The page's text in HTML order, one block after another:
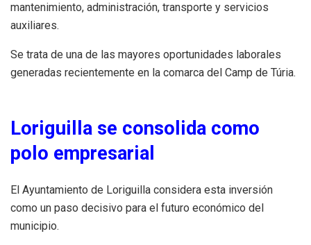
mantenimiento, administración, transporte y servicios
auxiliares.
Se trata de una de las mayores oportunidades laborales
generadas recientemente en la comarca del Camp de Túria.
Loriguilla se consolida como
polo empresarial
El Ayuntamiento de Loriguilla considera esta inversión
como un paso decisivo para el futuro económico del
municipio.